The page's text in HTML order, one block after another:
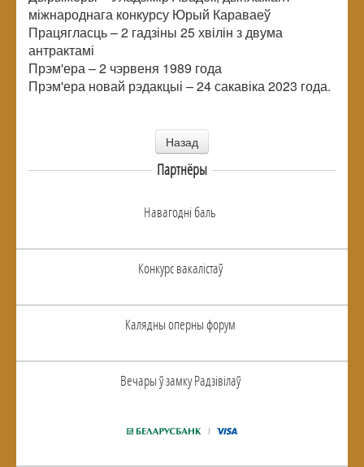
міжнароднага конкурсу Юрый Караваеў
Працягласць – 2 гадзіны 25 хвілін з двума
антрактамі
Прэм'ера – 2 чэрвеня 1989 года
Прэм'ера новай рэдакцыі – 24 сакавіка 2023 года.
Назад
Партнёры
Навагоднi баль
Конкурс вакалiстаў
Калядны оперны форум
Вечары ў замку Радзiвiлаў